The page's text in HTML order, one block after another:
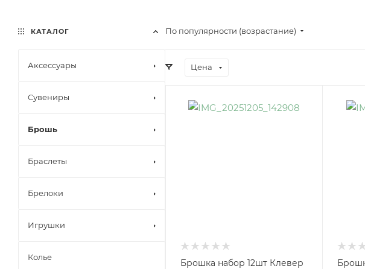
По популярности (возрастание)
Цена
Брошка набор 12шт Клевер
КАТАЛОГ
Аксессуары
Сувениры
Брошь
Браслеты
Брелоки
Игрушки
Колье